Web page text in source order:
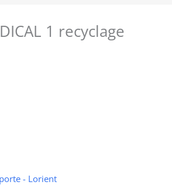
1 recyclage
- Lorient